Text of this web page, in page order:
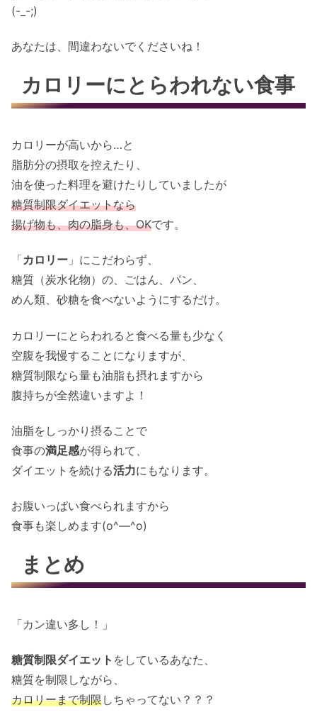
(-_-;)
あなたは、間違わないでくださいね！
カロリーにとらわれない食事
カロリーが高いから…と
脂肪分の摂取を控えたり、
油を使った料理を避けたりしていましたが
糖質制限ダイエットなら
揚げ物も、肉の脂身も、OKです。
「カロリー 」にこだわらず、
糖質（炭水化物）の、ごはん、パン、
めん類、砂糖を食べないようにするだけ。
カロリーにとらわれると食べる量も少なく
空腹を我慢することになりますが、
糖質制限なら量も油脂も摂れますから
腹持ちが全然違いますよ！
油脂をしっかり摂ることで
食事の満足感が得られて、
ダイエットを続ける活力にもなります。
お腹いっぱい食べられますから
食事も楽しめます(o^―^o)
まとめ
「カン違い多し！」
糖質制限ダイエット をしているあなた、
糖質を制限しながら、
カロリーまで制限しちゃってない？？？